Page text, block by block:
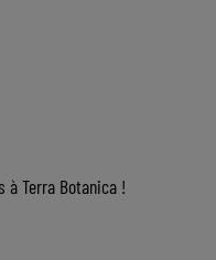
à Terra Botanica !